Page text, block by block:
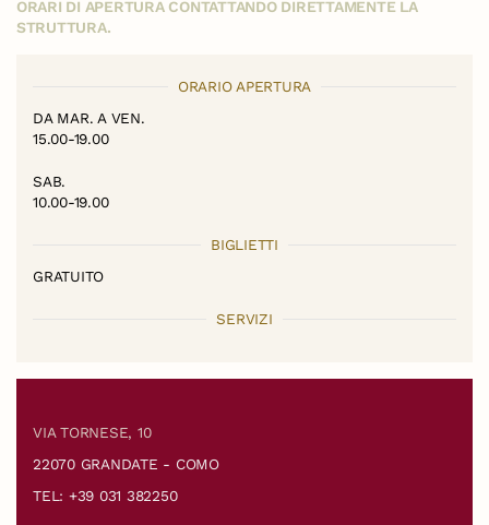
ORARI DI APERTURA CONTATTANDO DIRETTAMENTE LA
STRUTTURA.
ORARIO APERTURA
DA MAR. A VEN.
15.00-19.00
SAB.
10.00-19.00
BIGLIETTI
GRATUITO
SERVIZI
VIA TORNESE, 10
22070 GRANDATE - COMO
TEL: +39 031 382250